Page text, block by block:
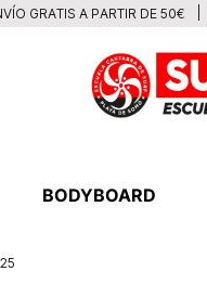
GRATIS A PARTIR DE 50€
BODYBOARD